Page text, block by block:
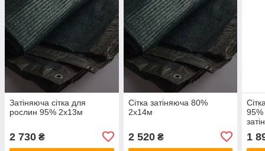
Затіняюча сітка для
рослин 95% 2х13м
2 730 ₴
Сітка затіняюча 80%
2х14м
2 520₴
95%
1